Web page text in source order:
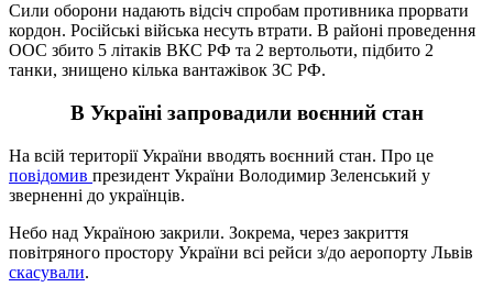
Сили оборони надають відсіч спробам противника прорвати
кордон. Російські війська несуть втрати. В районі проведення
ООС збито 5 літаків ВКС РФ та 2 вертольоти, підбито 2
танки, знищено кілька вантажівок ЗС РФ.
В Україні запровадили воєнний стан
На всій території України вводять воєнний стан. Про це
повідомив президент України Володимир Зеленський у
зверненні до українців.
Небо над Україною закрили. Зокрема, через закриття
повітряного простору України всі рейси з/до аеропорту Львів
скасували.